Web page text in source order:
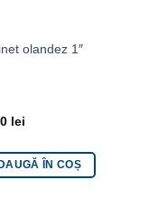
olandez 1″
lei
ÎN COȘ